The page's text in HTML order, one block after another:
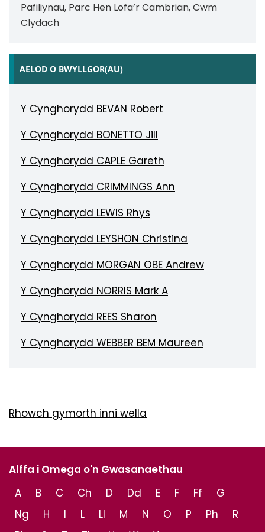
Pafiliynau, Parc Hen Lofa’r Cambrian, Cwm
Clydach
AELOD O BWYLLGOR(AU)
Y Cynghorydd BEVAN Robert
Y Cynghorydd BONETTO Jill
Y Cynghorydd CAPLE Gareth
Y Cynghorydd CRIMMINGS Ann
Y Cynghorydd LEWIS Rhys
Y Cynghorydd LEYSHON Christina
Y Cynghorydd MORGAN OBE Andrew
Y Cynghorydd NORRIS Mark A
Y Cynghorydd REES Sharon
Y Cynghorydd WEBBER BEM Maureen
Rhowch gymorth inni wella
Alffa i Omega o'n Gwasanaethau
A
B C Ch D Dd E F Ff
G
Ng
H I L Ll M N O P Ph
R